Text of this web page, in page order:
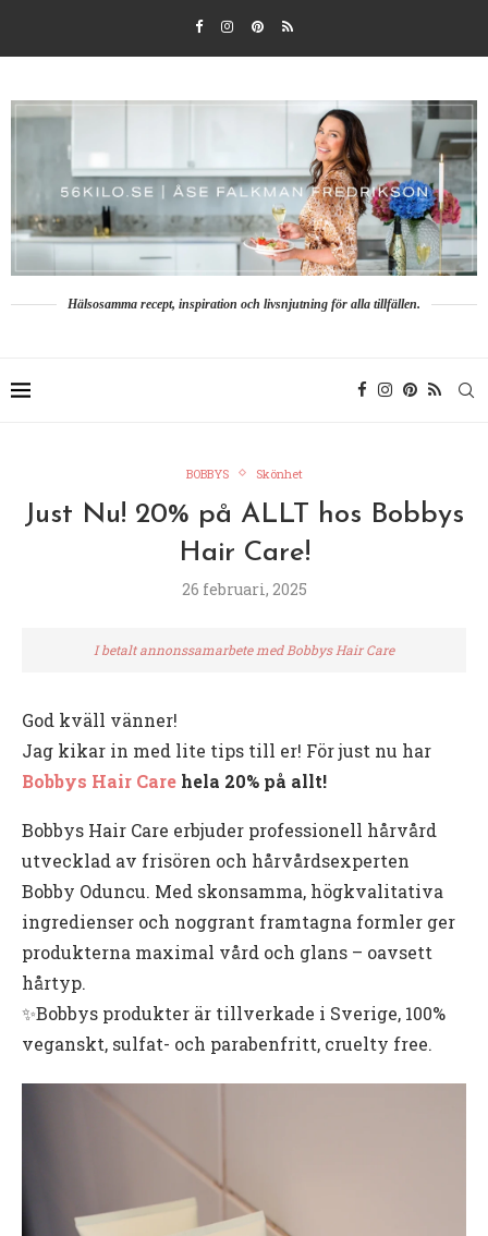
Hälsosamma recept, inspiration och livsnjutning för alla tillfällen.
BOBBYS Skönhet
Just Nu! 20% på ALLT hos Bobbys
Hair Care!
26 februari, 2025
I betalt annonssamarbete med Bobbys Hair Care
God kväll vänner!
Jag kikar in med lite tips till er! För just nu har
Bobbys Hair Care hela 20% på allt!
Bobbys Hair Care erbjuder professionell hårvård
utvecklad av frisören och hårvårdsexperten
Bobby Oduncu. Med skonsamma, högkvalitativa
ingredienser och noggrant framtagna formler ger
produkterna maximal vård och glans – oavsett
hårtyp.
✨Bobbys produkter är tillverkade i Sverige, 100%
veganskt, sulfat- och parabenfritt, cruelty free.